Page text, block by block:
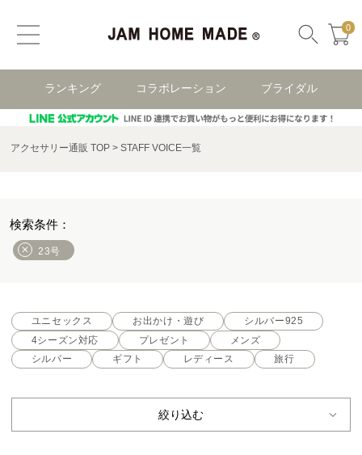
0
ランキング コラボレーション ブライダル
アクセサリー通販 TOP STAFF VOICE一覧
23号
ユニセックス お出かけ・遊び
シルバー925
4シーズン対応
プレゼント
メンズ
シルバー
ギフト レディース 旅行
絞り込む